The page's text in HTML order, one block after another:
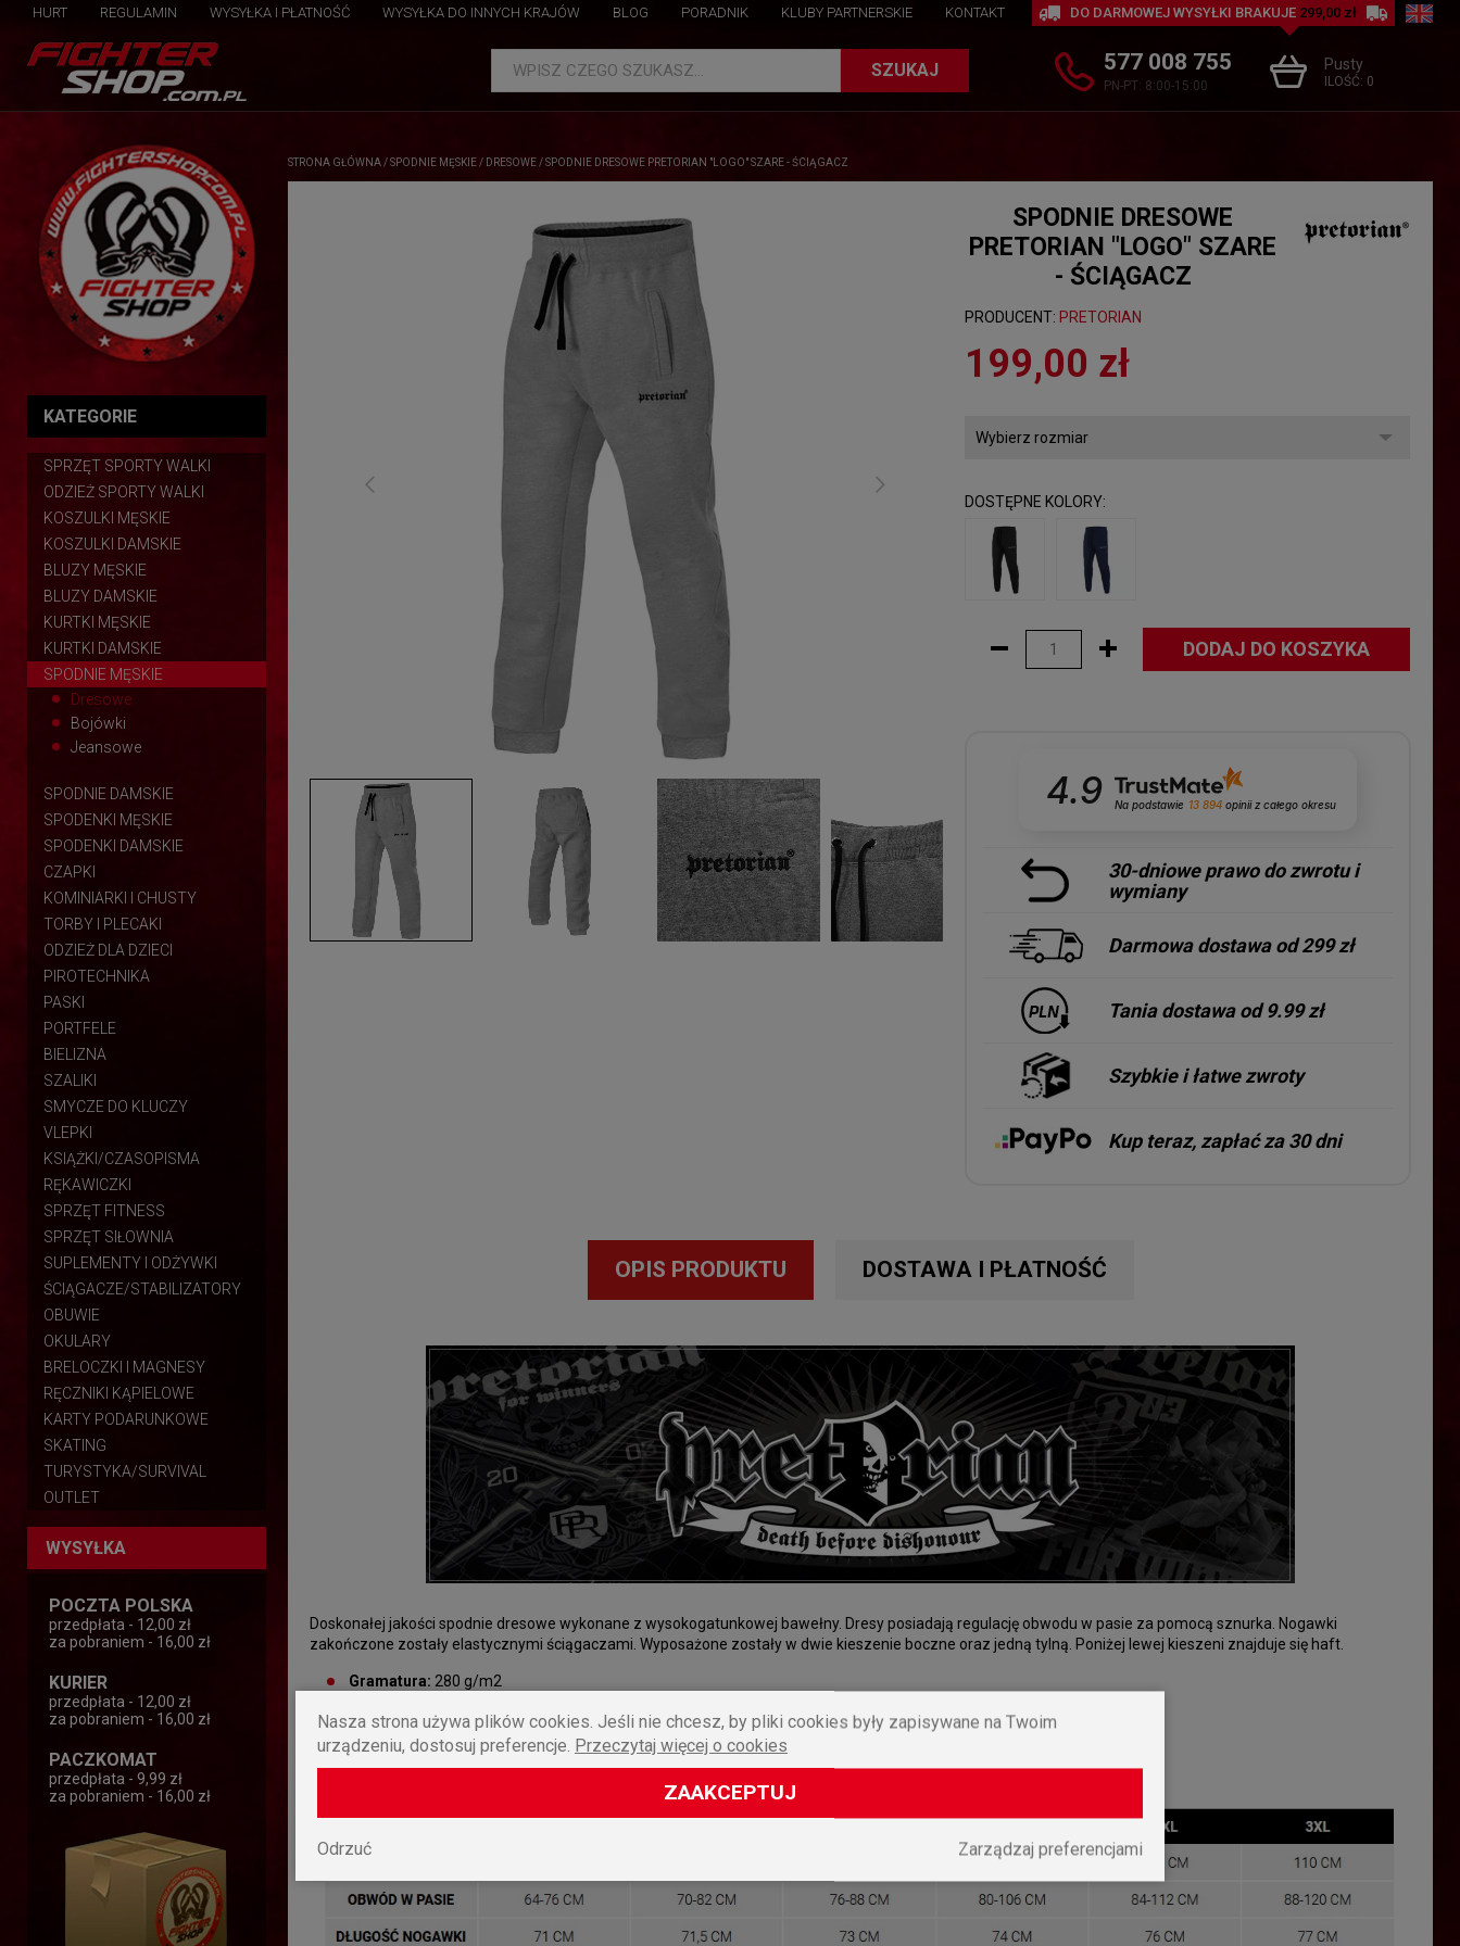
DO DARMOWEJ WYSYŁKI BRAKUJE 299,00 zł
WPISZ CZEGO SZUKASZ... SZUKAJ 577 008 755
PN-PT: 8:00-15:00
Pusty
ILOŚĆ: 0
KATEGORIE
SPRZĘT SPORTY WALKI
ODZIEŻ SPORTY WALKI
KOSZULKI MĘSKIE
KOSZULKI DAMSKIE
BLUZY MĘSKIE
BLUZY DAMSKIE
KURTKI MĘSKIE
KURTKI DAMSKIE
SPODNIE MĘSKIE
Dresowe
Bojówki
Jeansowe
SPODNIE DAMSKIE
SPODENKI MĘSKIE
SPODENKI DAMSKIE
CZAPKI
KOMINIARKI I CHUSTY
TORBY I PLECAKI
ODZIEŻ DLA DZIECI
PIROTECHNIKA
PASKI
PORTFELE
BIELIZNA
SZALIKI
SMYCZE DO KLUCZY
VLEPKI
KSIĄŻKI/CZASOPISMA
RĘKAWICZKI
SPRZĘT FITNESS
SPRZĘT SIŁOWNIA
SUPLEMENTY I ODŻYWKI
ŚCIĄGACZE/STABILIZATORY
OBUWIE
OKULARY
BRELOCZKI I MAGNESY
RĘCZNIKI KĄPIELOWE
KARTY PODARUNKOWE
SKATING
TURYSTYKA/SURVIVAL
OUTLET
WYSYŁKA
POCZTA POLSKA
przedpłata - 12,00 zł
za pobraniem - 16,00 zł
KURIER
przedpłata - 12,00 zł
za pobraniem - 16,00 zł
PACZKOMAT
przedpłata - 9,99 zł
za pobraniem - 16,00 zł
HURT REGULAMIN WYSYŁKA I PŁATNOŚĆ WYSYŁKA DO INNYCH KRAJÓW BLOG PORADNIK KLUBY PARTNERSKIE KONTAKT
STRONA GŁÓWNA /SPODNIE MĘSKIE / DRESOWE /SPODNIE DRESOWE PRETORIAN "LOGO" SZARE - ŚCIĄGACZ
SPODNIE DRESOWE
PRETORIAN "LOGO" SZARE
- ŚCIĄGACZ
PRODUCENT: PRETORIAN
199,00 zł
DOSTĘPNE KOLORY:
DODAJ DO KOSZYKA
4.9 Na podstawie 13 894 opiniiz całego okresu
30-dniowe prawo do zwrotu i
wymiany
Darmowa dostawa od 299 zł
Tania dostawa od 9.99 zł
Szybkie i łatwe zwroty
Kup teraz, zapłać za 30 dni
OPIS PRODUKTU DOSTAWA I PŁATNOŚĆ
Doskonałej jakości spodnie dresowe wykonane z wysokogatunkowej bawełny. Dresy posiadają regulację obwodu w pasie za pomocą sznurka. Nogawki
zakończone zostały elastycznymi ściągaczami. Wyposażone zostały w dwie kieszenie boczne oraz jedną tylną. Poniżej lewej kieszeni znajduje się haft.
Gramatura: 280 g/m2
Materiał:90% bawełna, 10% poliester
Nadruk: Haft
Nasza strona używa plików cookies. Jeśli nie chcesz, by pliki cookies były zapisywane na Twoim
urządzeniu, dostosuj preferencje. Przeczytaj więcej o cookies
ZAAKCEPTUJ
Zarządzaj preferencjami
Odrzuć